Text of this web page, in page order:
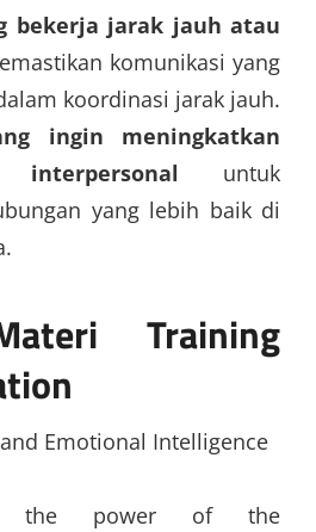
bekerja jarak jauh atau
komunikasi yang
koordinasi jarak jauh.
ingin meningkatkan
interpersonal
untuk
yang lebih baik di
Training
Emotional Intelligence
the power of the